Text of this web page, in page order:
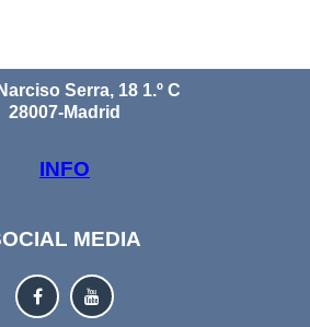
Serra, 18 1.º C
28007-Madrid
INFO
MEDIA